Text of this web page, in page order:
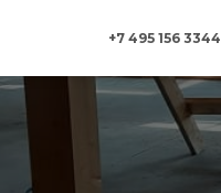
+7 495 156 3344